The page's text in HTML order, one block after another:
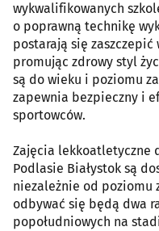
wykwalifikowanych
o poprawną technikę
postarają się
promując zdrowy styl
są do wieku i poziomu
zapewnia bezpieczny i
sportowców.
Zajęcia lekkoatletyczne
Podlasie Białystok są
niezależnie od poziomu
odbywać się będą dwa
popołudniowych na